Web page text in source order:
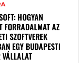
HOGYAN
FORRADALMAT AZ
SZOFTVEREK
EGY BUDAPESTI